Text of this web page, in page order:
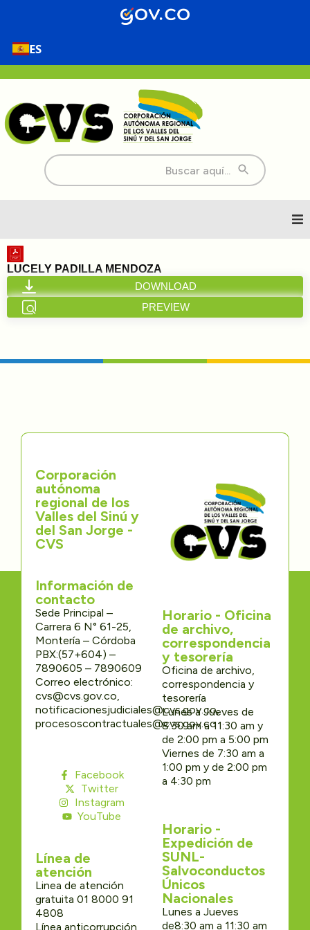
ES
Buscar:
Inicio
Nosotros
Transparencia
Participa
Trámites y Servicios
Contáctenos
LUCELY PADILLA MENDOZA
DOWNLOAD
PREVIEW
Corporación
autónoma
regional de los
Valles del Sinú y
del San Jorge -
CVS
Información de
contacto
Sede Principal –
Carrera 6 N° 61-25,
Montería – Córdoba
PBX:(57+604) –
7890605 – 7890609
Correo electrónico:
cvs@cvs.gov.co,
notificacionesjudiciales@cvs.gov.co,
procesoscontractuales@cvs.gov.co
Facebook
Twitter
Instagram
YouTube
Línea de
atención
Linea de atención
gratuita 01 8000 91
4808
Línea anticorrupción
Horario - Oficina
de archivo,
correspondencia
y tesorería
Oficina de archivo,
correspondencia y
tesorería
Lunes a Jueves de
8:30 am a 11:30 am y
de 2:00 pm a 5:00 pm
Viernes de 7:30 am a
1:00 pm y de 2:00 pm
a 4:30 pm
Horario -
Expedición de
SUNL-
Salvoconductos
Únicos
Nacionales
Lunes a Jueves
de8:30 am a 11:30 am